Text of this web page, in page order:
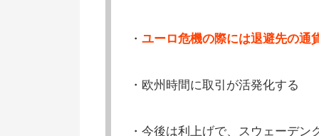
・ ユーロ危機の際には退避先の通
・欧州時間に取引が活発化する
・今後は利上げで、スウェーデン